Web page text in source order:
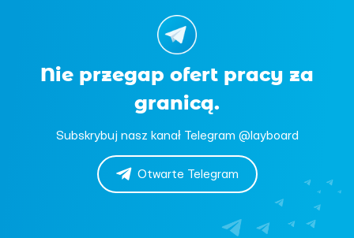
Nie przegap ofert pracy za
granicą.
Subskrybuj nasz kanał Telegram @layboard
Otwarte Telegram